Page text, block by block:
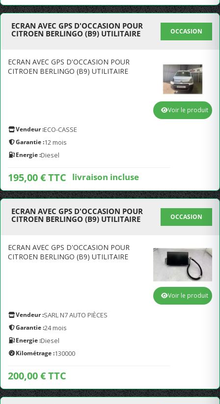
ECRAN AVEC GPS D'OCCASION POUR
CITROEN BERLINGO (B9) UTILITAIRE
OCCASION
ECRAN AVEC GPS D'OCCASION POUR
CITROEN BERLINGO (B9) UTILITAIRE
Vendeur :ECO-CASSE
Garantie :12 mois
Energie :Diesel
195,00 € TTC livraison incluse
Voir le produit
ECRAN AVEC GPS D'OCCASION POUR
CITROEN BERLINGO (B9) UTILITAIRE
OCCASION
ECRAN AVEC GPS D'OCCASION POUR
CITROEN BERLINGO (B9) UTILITAIRE
Vendeur :SARL N7 AUTO PIÈCES
Garantie :24 mois
Energie :Diesel
Kilométrage :130000
200,00 € TTC
Voir le produit